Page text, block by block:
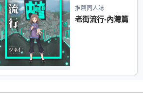
推薦同人誌
老街流行-內灣篇